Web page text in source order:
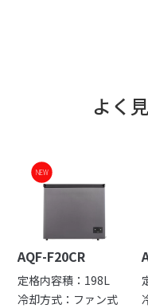
よく
NEW
AQF-F20CR
定格内容積：198L
冷却方式：ファン式